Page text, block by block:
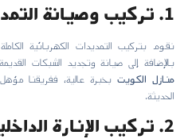
نقوم بتركيب التمديدات الكهربائية الكاملة
بالإضافة إلى صيانة وتجديد الشبكات
منازل الكويتبخبرة عالية، ففريقنا مؤهل
الحديثة.